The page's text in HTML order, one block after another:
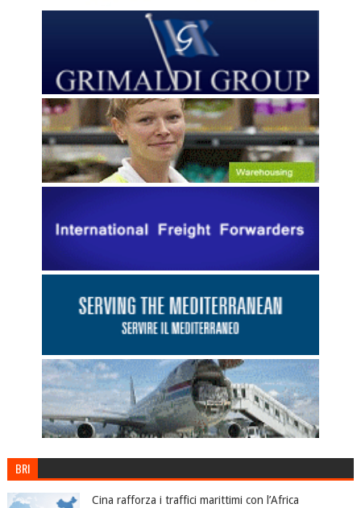
BRI
Cina rafforza i traffici marittimi con l’Africa